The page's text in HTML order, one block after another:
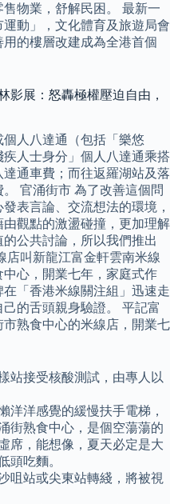
物業，舒解民困。 最新一
動」，文化體育及旅遊局會
的樓層改建成為全港首個
影展：怒轟極權壓迫自由，
人八達通（包括「樂悠
人士身分」個人八達通乘搭
通車費；而往返羅湖站及落
官涌街市 為了改善這個問
表言論、交流想法的環境，
觀點的激盪碰撞，更加理解
公共討論，所以我們推出
店叫新龍江富金軒雲南米線
中心，開業七年，家庭式作
「香港米線關注組」迅速走
的舌頭親身驗證。 平記富
熟食中心的米線店，開業七
站接受核酸測試，由專人以
洋洋感覺的緩慢扶手電梯，
街熟食中心，是個空蕩蕩的
席，能想像，夏天必定是大
頭吃麵。
咀站或尖東站轉綫，將被視